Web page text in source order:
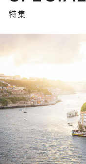
特集